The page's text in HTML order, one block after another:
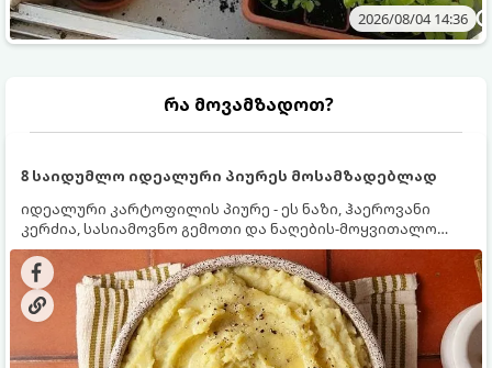
2026/08/04 14:36
რა მოვამზადოთ?
8 საიდუმლო იდეალური პიურეს მოსამზადებლად
იდეალური კარტოფილის პიურე - ეს ნაზი, ჰაეროვანი
კერძია, სასიამოვნო გემოთი და ნაღების-მოყვითალო
ფერით. მისი მომზადება ძალიან მარტივია, მაგრამ
არსებობს რამდენიმე საიდუმლო, რომლებიც უნდა
იცოდეთ, რომ პიურე იდეალურად გემრიელი გამოვიდეს.